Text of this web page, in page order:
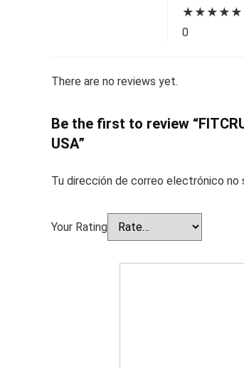
★ ★ ★ ★ ★
0
There are no reviews yet.
Be the first to review
USA”
Tu dirección de correo electrónico no
Your Rating